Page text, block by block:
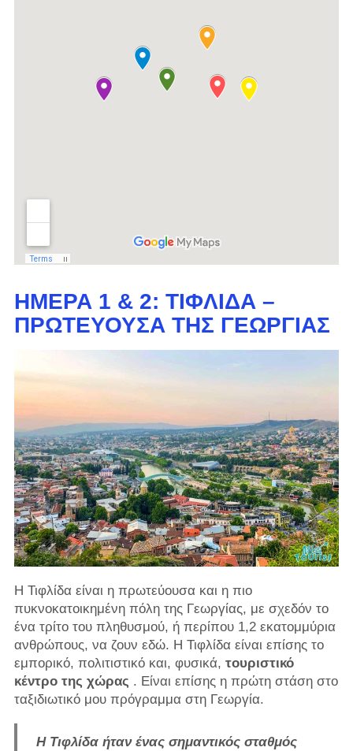
ΗΜΈΡΑ 1 & 2: ΤΙΦΛΊΔΑ –
ΠΡΩΤΕΎΟΥΣΑ ΤΗΣ ΓΕΩΡΓΊΑΣ
Η Τιφλίδα είναι η πρωτεύουσα και η πιο
πυκνοκατοικημένη πόλη της Γεωργίας, με σχεδόν το
ένα τρίτο του πληθυσμού, ή περίπου 1,2 εκατομμύρια
ανθρώπους, να ζουν εδώ. Η Τιφλίδα είναι επίσης το
εμπορικό, πολιτιστικό και, φυσικά, τουριστικό
κέντρο της χώρας . Είναι επίσης η πρώτη στάση στο
ταξιδιωτικό μου πρόγραμμα στη Γεωργία.
Η Τιφλίδα ήταν ένας σημαντικός σταθμός